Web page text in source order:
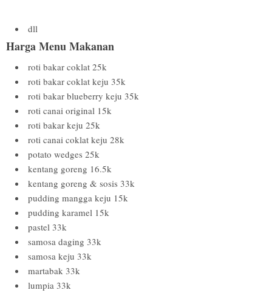
dll
Harga Menu Makanan
roti bakar coklat 25k
roti bakar coklat keju 35k
roti bakar blueberry keju 35k
roti canai original 15k
roti bakar keju 25k
roti canai coklat keju 28k
potato wedges 25k
kentang goreng 16.5k
kentang goreng & sosis 33k
pudding mangga keju 15k
pudding karamel 15k
pastel 33k
samosa daging 33k
samosa keju 33k
martabak 33k
lumpia 33k